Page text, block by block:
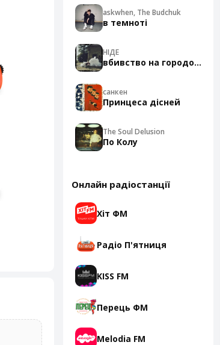
askwhen, The Budchuk
в темноті
НІДЕ
вбивство на городоцькій
санкен
Принцеса дісней
The Soul Delusion
По Колу
Онлайн радіостанції
Хіт ФМ
Радіо П'ятниця
KISS FM
Перець ФМ
Melodia FM